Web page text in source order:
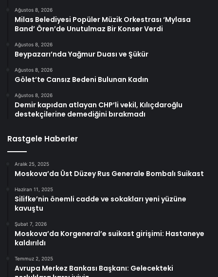
Ağustos 8, 2026
Milas Belediyesi Popüler Müzik Orkestrası ‘Mylasa
Band’ Ören’de Unutulmaz Bir Konser Verdi
Ağustos 8, 2026
Beypazarı’nda Yağmur Duası ve Şükür
Ağustos 8, 2026
Gölet’te Cansız Bedeni Bulunan Kadın
Ağustos 8, 2026
Demir kapıdan atlayan CHP’li vekil, Kılıçdaroğlu
destekçilerine demediğini bırakmadı
Rastgele Haberler
Aralık 25, 2025
Moskova’da Üst Düzey Rus Generale Bombalı Suikast
Haziran 11, 2025
Silifke’nin önemli cadde ve sokakları yeni yüzüne
kavuştu
Şubat 7, 2026
Moskova’da Korgeneral’e suikast girişimi: Hastaneye
kaldırıldı
Temmuz 2, 2025
Avrupa Merkez Bankası Başkanı: Gelecekteki